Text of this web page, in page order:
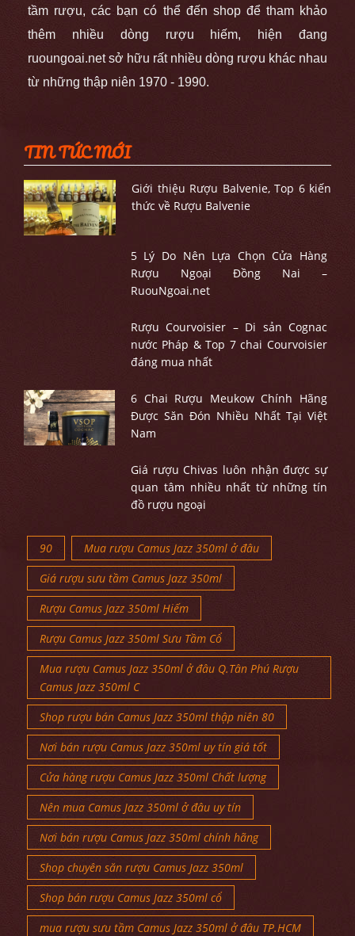
tầm rượu, các bạn có thể đến shop để tham khảo
thêm nhiều dòng rượu hiếm, hiện đang
ruoungoai.net sở hữu rất nhiều dòng rượu khác nhau
từ những thập niên 1970 - 1990.
TIN TỨC MỚI
Giới thiệu Rượu Balvenie, Top 6 kiến
thức về Rượu Balvenie
5 Lý Do Nên Lựa Chọn Cửa Hàng
Rượu Ngoại Đồng Nai –
RuouNgoai.net
Rượu Courvoisier – Di sản Cognac
nước Pháp & Top 7 chai Courvoisier
đáng mua nhất
6 Chai Rượu Meukow Chính Hãng
Được Săn Đón Nhiều Nhất Tại Việt
Nam
Giá rượu Chivas luôn nhận được sự
quan tâm nhiều nhất từ những tín
đồ rượu ngoại
90
Mua rượu Camus Jazz 350ml ở đâu
Giá rượu sưu tầm Camus Jazz 350ml
Rượu Camus Jazz 350ml Hiếm
Rượu Camus Jazz 350ml Sưu Tầm Cổ
Mua rượu Camus Jazz 350ml ở đâu Q.Tân Phú Rượu
Camus Jazz 350ml C
Shop rượu bán Camus Jazz 350ml thập niên 80
Nơi bán rượu Camus Jazz 350ml uy tín giá tốt
Cửa hàng rượu Camus Jazz 350ml Chất lượng
Nên mua Camus Jazz 350ml ở đâu uy tín
Nơi bán rượu Camus Jazz 350ml chính hãng
Shop chuyên săn rượu Camus Jazz 350ml
Shop bán rượu Camus Jazz 350ml cổ
mua rượu sưu tầm Camus Jazz 350ml ở đâu TP.HCM